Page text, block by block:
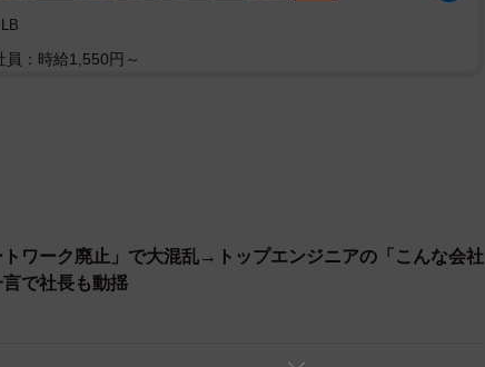
連絡は原則アウト
が業務の連絡をすることは問題がありますか
考えます。育児休業中の従業員への業務連絡は、原則とし
するために法律で保障された権利です。その期間中に会社
ことは、その権利を侵害することになりかねません。こう
ハラスメントに該当する可能性も十分にあります。
認」であれば許されるのでしょうか
員：時給1,550円～
ワーク廃止」で大混乱→トップエンジニアの「こんな会社
で社長も動揺